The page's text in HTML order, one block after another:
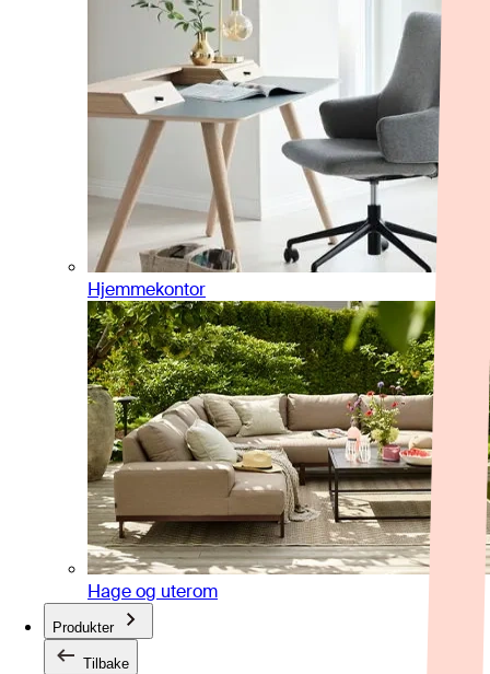
Hjemmekontor
Hage og uterom
Produkter
Tilbake